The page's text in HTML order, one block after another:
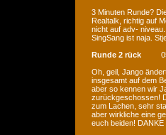
3 Minuten Runde?
Realtalk, richtig auf
nicht auf adv-
SingSang ist naja.
Runde 2 rück
Oh, geil, Jango
insgesamt auf dem
aber so kennen wir
zurückgeschossen!
zum Lachen, sehr
aber wirkliche eine
euch beiden!